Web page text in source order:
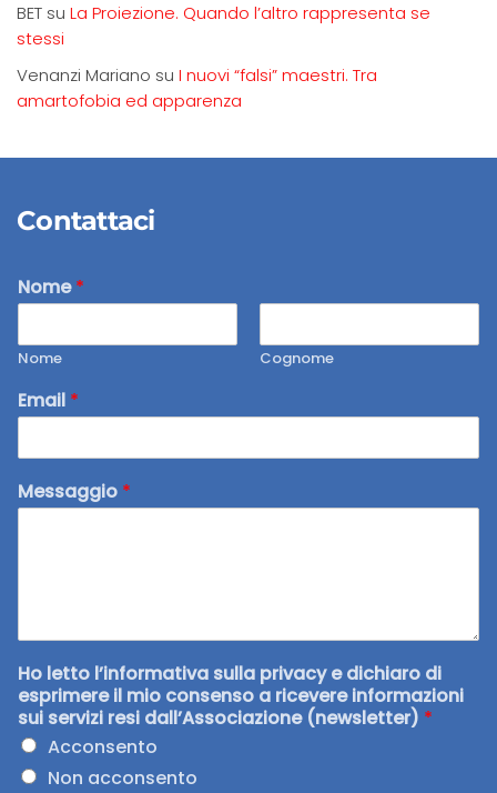
BET su La Proiezione. Quando l’altro rappresenta se
stessi
Venanzi Mariano su I nuovi “falsi” maestri. Tra
amartofobia ed apparenza
Contattaci
Nome*
Nome Cognome
Email *
Messaggio *
Ho letto l’informativa sulla privacy e dichiaro di
esprimere il mio consenso a ricevere informazioni
sui servizi resi dall’Associazione (newsletter) *
Acconsento
Non acconsento